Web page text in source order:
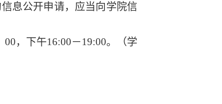
息公开申请，应当向学院信
00，下午16:00－ 19:00。（学